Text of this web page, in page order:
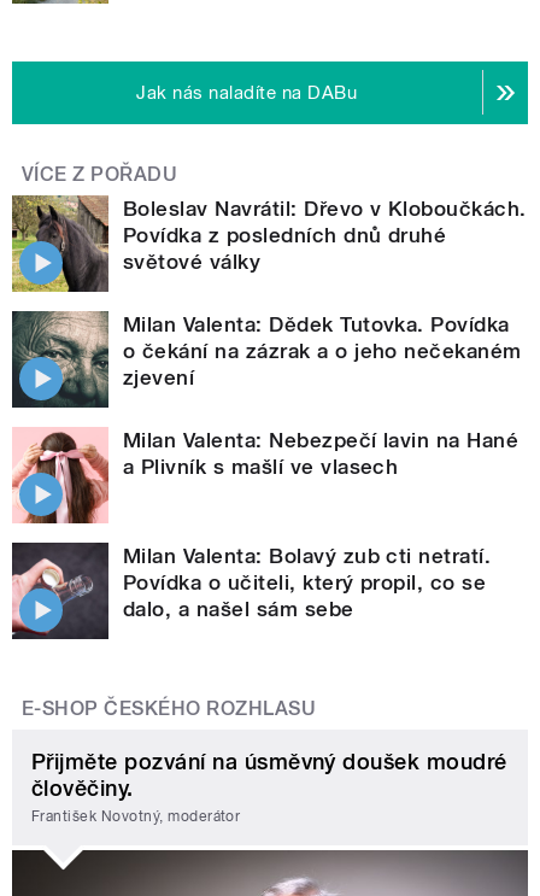
Jak nás naladíte na DABu
VÍCE Z POŘADU
Boleslav Navrátil: Dřevo v Kloboučkách.
Povídka z posledních dnů druhé
světové války
Milan Valenta: Dědek Tutovka. Povídka
o čekání na zázrak a o jeho nečekaném
zjevení
Milan Valenta: Nebezpečí lavin na Hané
a Plivník s mašlí ve vlasech
Milan Valenta: Bolavý zub cti netratí.
Povídka o učiteli, který propil, co se
dalo, a našel sám sebe
E-SHOP ČESKÉHO ROZHLASU
Přijměte pozvání na úsměvný doušek moudré
člověčiny.
František Novotný, moderátor